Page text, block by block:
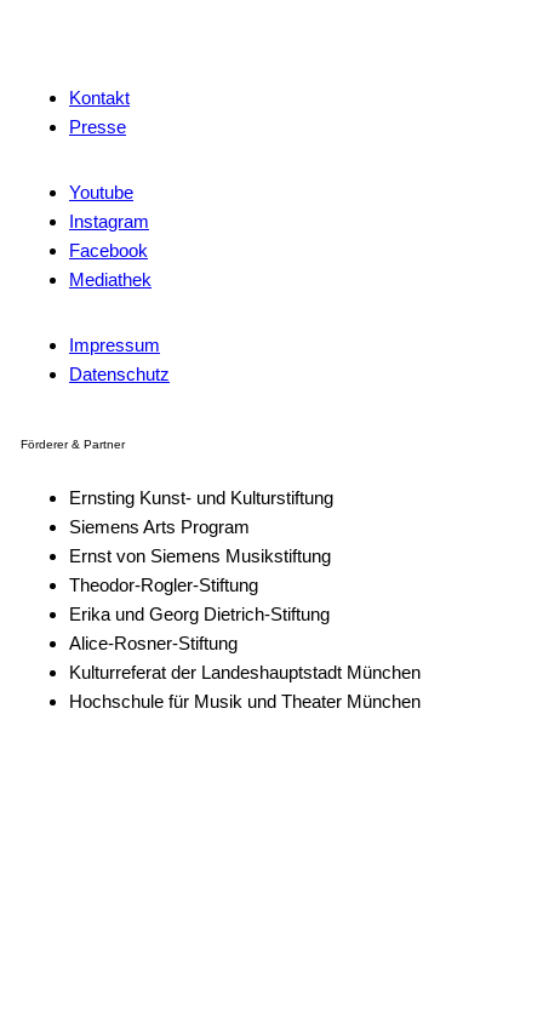
Kontakt
Presse
Youtube
Instagram
Facebook
Mediathek
Impressum
Datenschutz
Förderer & Partner
Ernsting Kunst- und Kulturstiftung
Siemens Arts Program
Ernst von Siemens Musikstiftung
Theodor-Rogler-Stiftung
Erika und Georg Dietrich-Stiftung
Alice-Rosner-Stiftung
Kulturreferat der Landeshauptstadt München
Hochschule für Musik und Theater München